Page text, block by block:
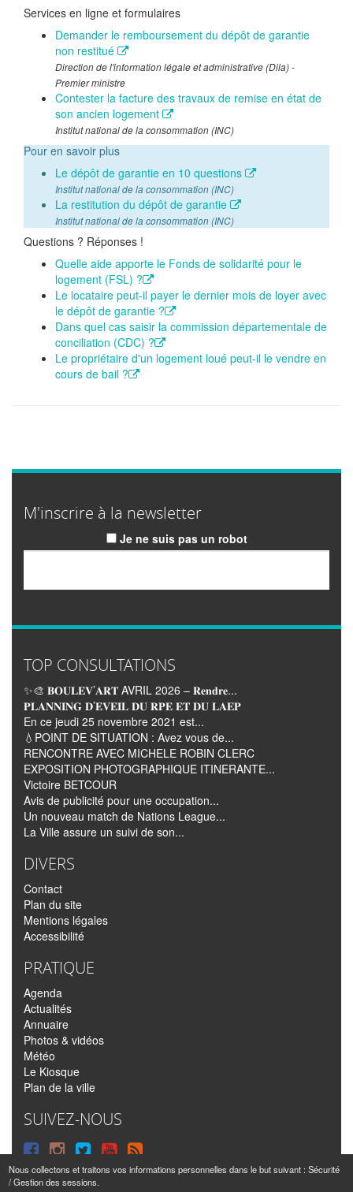
Nous collectons et traitons vos informations personnelles dans le but suivant :Sécurité
/ Gestion des sessions.
Services en ligne et formulaires
Demander le remboursement du dépôt de garantie
non restitué
Direction de l'information légale et administrative (Dila) -
Premier ministre
Contester la facture des travaux de remise en état de
son ancien logement
Institut national de la consommation (INC)
Pour en savoir plus
Le dépôt de garantie en 10 questions
Institut national de la consommation (INC)
La restitution du dépôt de garantie
Institut national de la consommation (INC)
Questions ? Réponses !
Quelle aide apporte le Fonds de solidarité pour le
logement (FSL) ?
Le locataire peut-il payer le dernier mois de loyer avec
le dépôt de garantie ?
Dans quel cas saisir la commission départementale de
conciliation (CDC) ?
Le propriétaire d'un logement loué peut-il le vendre en
cours de bail ?
M'inscrire à la newsletter
Je ne suis pas un robot
TOP CONSULTATIONS
✨🎨 𝐁𝐎𝐔𝐋𝐄𝐕’𝐀𝐑𝐓 AVRIL 2026 – 𝐑𝐞𝐧𝐝𝐫𝐞...
𝐏𝐋𝐀𝐍𝐍𝐈𝐍𝐆 𝐃’𝐄𝐕𝐄𝐈𝐋 𝐃𝐔 𝐑𝐏𝐄 𝐄𝐓 𝐃𝐔 𝐋𝐀𝐄𝐏
En ce jeudi 25 novembre 2021 est...
💧POINT DE SITUATION : Avez vous de...
RENCONTRE AVEC MICHELE ROBIN CLERC
EXPOSITION PHOTOGRAPHIQUE ITINERANTE...
Victoire BETCOUR
Avis de publicité pour une occupation...
Un nouveau match de Nations League...
La Ville assure un suivi de son...
DIVERS
Contact
Plan du site
Mentions légales
Accessibilité
PRATIQUE
Agenda
Actualités
Annuaire
Photos & vidéos
Météo
Le Kiosque
Plan de la ville
SUIVEZ-NOUS
Suivre
sur
Suivre
sur
Suivre
sur
Syndiquer
tout